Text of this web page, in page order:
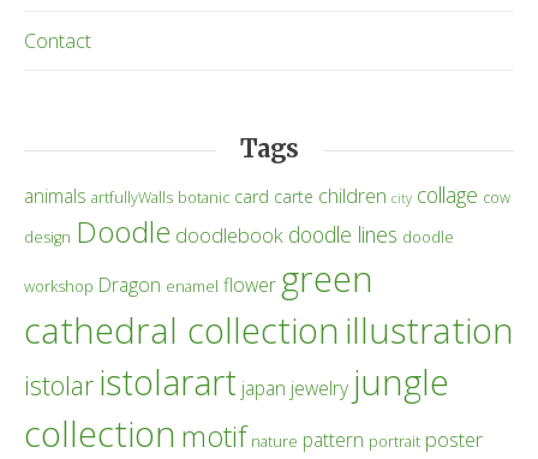
Contact
Tags
animals artfullyWalls botanic card carte children city collage cow
design Doodle doodlebook doodle lines doodle
workshop Dragon enamel flower green
cathedral collection illustration
istolar istolarart japan jewelry jungle
collection motif nature pattern portrait poster